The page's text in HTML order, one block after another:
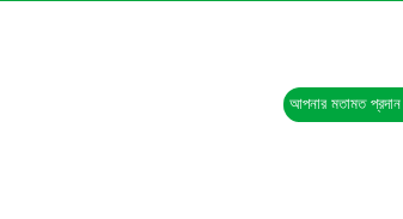
আপনার মতামত